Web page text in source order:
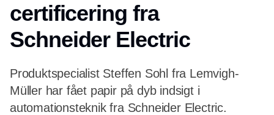
certificering fra
Schneider Electric
Produktspecialist Steffen Sohl fra Lemvigh-
Müller har fået papir på dyb indsigt i
automationsteknik fra Schneider Electric.